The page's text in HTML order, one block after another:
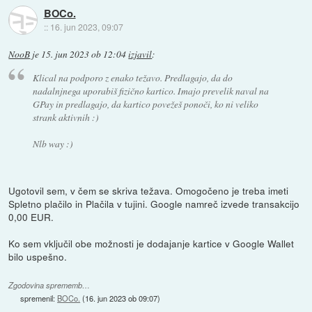
BOCo.
:: 16. jun 2023, 09:07
NooB je 15. jun 2023 ob 12:04izjavil:
Klical na podporo z enako težavo. Predlagajo, da do
nadalnjnega uporabiš fizično kartico. Imajo prevelik naval na
GPay in predlagajo, da kartico povežeš ponoči, ko ni veliko
strank aktivnih :)
Nlb way :)
Ugotovil sem, v čem se skriva težava. Omogočeno je treba imeti
Spletno plačilo in Plačila v tujini. Google namreč izvede transakcijo
0,00 EUR.
Ko sem vključil obe možnosti je dodajanje kartice v Google Wallet
bilo uspešno.
Zgodovina sprememb…
spremenil: BOCo. (16. jun 2023 ob 09:07)